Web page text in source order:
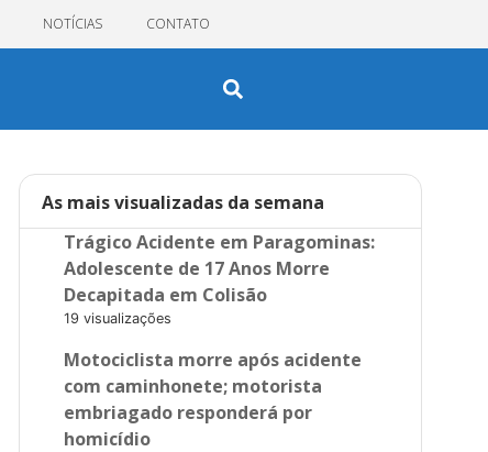
NOTÍCIAS CONTATO
As mais visualizadas da semana
Trágico Acidente em Paragominas:
Adolescente de 17 Anos Morre
Decapitada em Colisão
19 visualizações
Motociclista morre após acidente
com caminhonete; motorista
embriagado responderá por
homicídio